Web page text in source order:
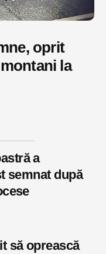
oprit
la
a
semnat după
să oprească